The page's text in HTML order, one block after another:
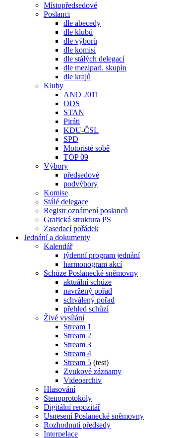
Místopředsedové
Poslanci
dle abecedy
dle klubů
dle výborů
dle komisí
dle stálých delegací
dle meziparl. skupin
dle krajů
Kluby
ANO 2011
ODS
STAN
Piráti
KDU-ČSL
SPD
Motoristé sobě
TOP 09
Výbory
předsedové
podvýbory
Komise
Stálé delegace
Registr oznámení poslanců
Grafická struktura PS
Zasedací pořádek
Jednání a dokumenty
Kalendář
týdenní program jednání
harmonogram akcí
Schůze Poslanecké sněmovny
aktuální schůze
navržený pořad
schválený pořad
přehled schůzí
Živé vysílání
Stream 1
Stream 2
Stream 3
Stream 4
Stream 5 (test)
Zvukové záznamy
Videoarchiv
Hlasování
Stenoprotokoly
Digitální repozitář
Usnesení Poslanecké sněmovny
Rozhodnutí předsedy
Interpelace